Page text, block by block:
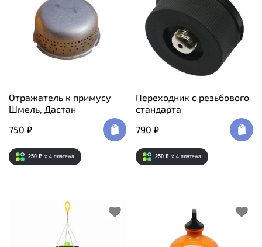
Отражатель к примусу
Шмель, Дастан
750 ₽
250 ₽ x 4 платежа
Переходник c резьбового
стандарта
790 ₽
250 ₽ x 4 платежа